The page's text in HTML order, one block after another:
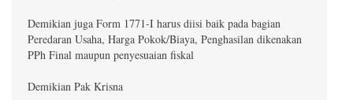
Demikian juga Form 1771-I harus diisi baik pada bagian
Peredaran Usaha, Harga Pokok/Biaya, Penghasilan dikenakan
PPh Final maupun penyesuaian fiskal
Demikian Pak Krisna